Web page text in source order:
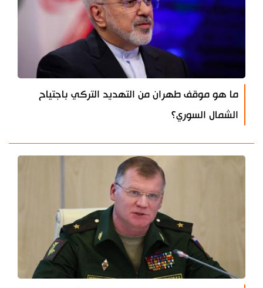
ما هو موقف طهران من التهديد التركي باجتياح
الشمال السوري؟